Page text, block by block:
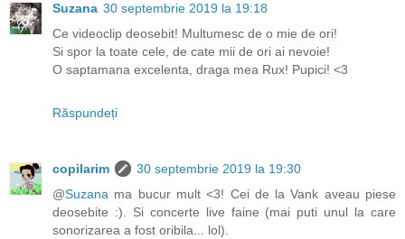
Suzana 30 septembrie 2019 la 19:18
Ce videoclip deosebit! Multumesc de o mie de ori!
Si spor la toate cele, de cate mii de ori ai nevoie!
O saptamana excelenta, draga mea Rux! Pupici! <3
Răspundeți
copilarim
30 septembrie 2019 la 19:30
@Suzana ma bucur mult <3! Cei de la Vank aveau piese
deosebite :). Si concerte live faine (mai puti unul la care
sonorizarea a fost oribila... lol).